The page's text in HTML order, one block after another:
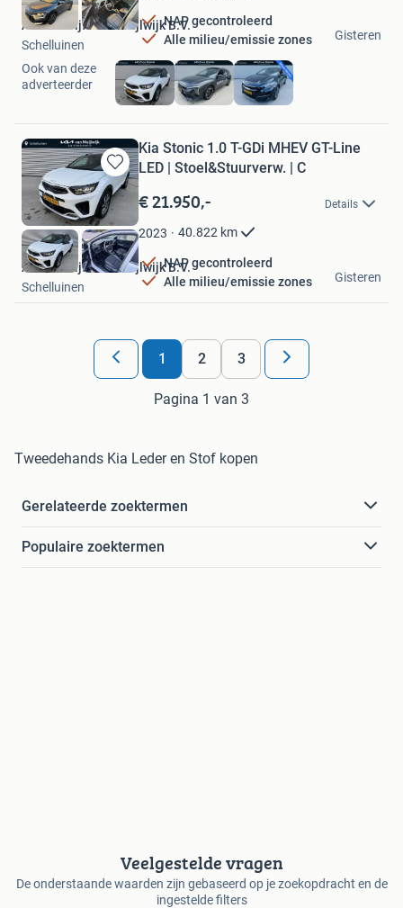
NAP gecontroleerd
Alle milieu/emissie zones
Autobedrijf Van Muijlwijk B.V.
Schelluinen
Gisteren
Ook van deze
adverteerder
Bewaren
in
Mijn
Favorieten
Kia Stonic 1.0 T-GDi MHEV GT-Line
LED | Stoel&Stuurverw. | C
€ 21.950,- Details
2023 40.822 km
NAP gecontroleerd
Alle milieu/emissie zones
Autobedrijf Van Muijlwijk B.V.
Schelluinen
Gisteren
1 2 3
Pagina 1 van 3
Tweedehands Kia Leder en Stof kopen
Gerelateerde zoektermen
Populaire zoektermen
Veelgestelde vragen
De onderstaande waarden zijn gebaseerd op je zoekopdracht en de
ingestelde filters